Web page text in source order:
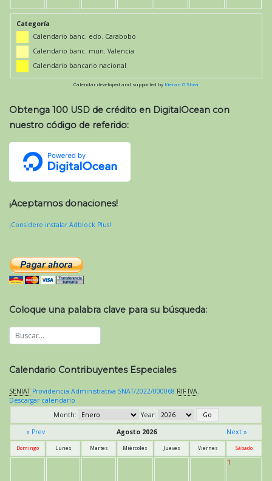
Categoría
Calendario banc. edo. Carabobo
Calendario banc. mun. Valencia
Calendario bancario nacional
Calendar developed and supported by Kieran O'Shea
Obtenga 100 USD de crédito en DigitalOcean con
nuestro código de referido:
¡Aceptamos donaciones!
¡Considere instalar Adblock Plus!
Coloque una palabra clave para su búsqueda:
Calendario Contribuyentes Especiales
SENIAT Providencia Administrativa SNAT/2022/000068 RIF IVA.
Descargar calendario
Month:
Year:
« Prev
Agosto 2026 Next »
Domingo Lunes Martes Miércoles Jueves Viernes Sábado
1